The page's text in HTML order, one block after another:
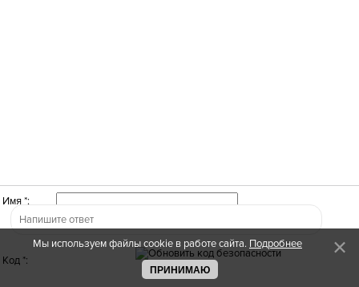
Имя *:
Код *:
Мы используем файлы cookie в работе сайта. Подробнее
ПРИНИМАЮ